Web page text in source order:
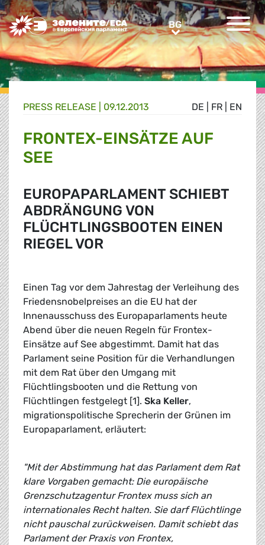
Greens/EFA Home BGBG
DE FR EN
PRESS RELEASE | 09.12.2013
FRONTEX-EINSÄTZE AUF
SEE
EUROPAPARLAMENT SCHIEBT
ABDRÄNGUNG VON
FLÜCHTLINGSBOOTEN EINEN
RIEGEL VOR
Einen Tag vor dem Jahrestag der Verleihung des
Friedensnobelpreises an die EU hat der
Innenausschuss des Europaparlaments heute
Abend über die neuen Regeln für Frontex-
Einsätze auf See abgestimmt. Damit hat das
Parlament seine Position für die Verhandlungen
mit dem Rat über den Umgang mit
Flüchtlingsbooten und die Rettung von
Flüchtlingen festgelegt [1]. Ska Keller,
migrationspolitische Sprecherin der Grünen im
Europaparlament, erläutert:
"Mit der Abstimmung hat das Parlament dem Rat
klare Vorgaben gemacht: Die europäische
Grenzschutzagentur Frontex muss sich an
internationales Recht halten. Sie darf Flüchtlinge
nicht pauschal zurückweisen. Damit schiebt das
Parlament der Praxis von Frontex,